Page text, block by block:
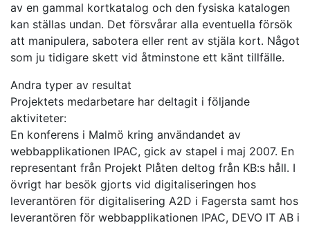
av en gammal kortkatalog och den fysiska katalogen
kan ställas undan. Det försvårar alla eventuella försök
att manipulera, sabotera eller rent av stjäla kort. Något
som ju tidigare skett vid åtminstone ett känt tillfälle.
Andra typer av resultat
Projektets medarbetare har deltagit i följande
aktiviteter:
En konferens i Malmö kring användandet av
webbapplikationen IPAC, gick av stapel i maj 2007. En
representant från Projekt Plåten deltog från KB:s håll. I
övrigt har besök gjorts vid digitaliseringen hos
leverantören för digitalisering A2D i Fagersta samt hos
leverantören för webbapplikationen IPAC, DEVO IT AB i